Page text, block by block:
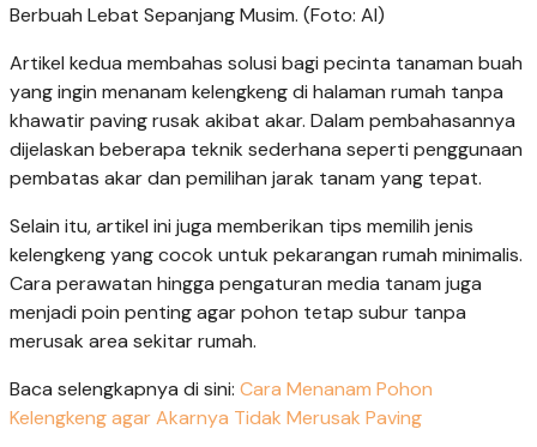
Berbuah Lebat Sepanjang Musim. (Foto: AI)
Artikel kedua membahas solusi bagi pecinta tanaman buah
yang ingin menanam kelengkeng di halaman rumah tanpa
khawatir paving rusak akibat akar. Dalam pembahasannya
dijelaskan beberapa teknik sederhana seperti penggunaan
pembatas akar dan pemilihan jarak tanam yang tepat.
Selain itu, artikel ini juga memberikan tips memilih jenis
kelengkeng yang cocok untuk pekarangan rumah minimalis.
Cara perawatan hingga pengaturan media tanam juga
menjadi poin penting agar pohon tetap subur tanpa
merusak area sekitar rumah.
Baca selengkapnya di sini: Cara Menanam Pohon
Kelengkeng agar Akarnya Tidak Merusak Paving